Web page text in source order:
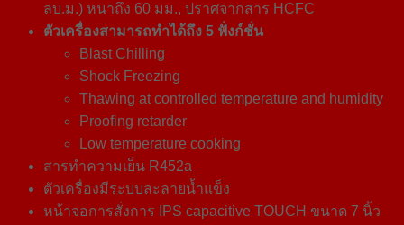
ลบ.ม.) หนาถึง 60 มม., ปราศจากสาร HCFC
ตัวเครื่องสามารถทำได้ถึง 5 ฟั่งก์ชั่น
Blast Chilling
Shock Freezing
Thawing at controlled temperature and humidity
Proofing retarder
Low temperature cooking
สารทำความเย็น R452a
ตัวเครื่องมีระบบละลายน้ำแข็ง
หน้าจอการสั่งการ IPS capacitive TOUCH ขนาด 7 นิ้ว